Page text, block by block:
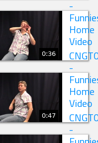
-
Home
Video
0:36
-
Home
Video
0:47
-